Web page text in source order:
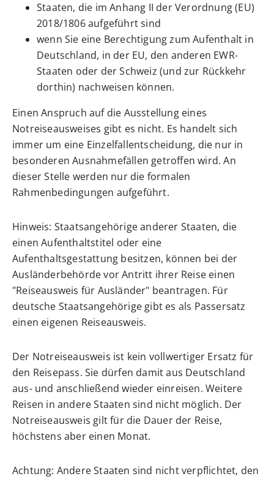
Staaten, die im Anhang II der Verordnung (EU)
2018/1806 aufgeführt sind
wenn Sie eine Berechtigung zum Aufenthalt in
Deutschland, in der EU, den anderen EWR-
Staaten oder der Schweiz (und zur Rückkehr
dorthin) nachweisen können.
Einen Anspruch auf die Ausstellung eines
Notreiseausweises gibt es nicht. Es handelt sich
immer um eine Einzelfallentscheidung, die nur in
besonderen Ausnahmefällen getroffen wird. An
dieser Stelle werden nur die formalen
Rahmenbedingungen aufgeführt.
Hinweis: Staatsangehörige anderer Staaten, die
einen Aufenthaltstitel oder eine
Aufenthaltsgestattung besitzen, können bei der
Ausländerbehörde vor Antritt ihrer Reise einen
"Reiseausweis für Ausländer" beantragen. Für
deutsche Staatsangehörige gibt es als Passersatz
einen eigenen Reiseausweis.
Der Notreiseausweis ist kein vollwertiger Ersatz für
den Reisepass. Sie dürfen damit aus Deutschland
aus- und anschließend wieder einreisen. Weitere
Reisen in andere Staaten sind nicht möglich. Der
Notreiseausweis gilt für die Dauer der Reise,
höchstens aber einen Monat.
Achtung: Andere Staaten sind nicht verpflichtet, den